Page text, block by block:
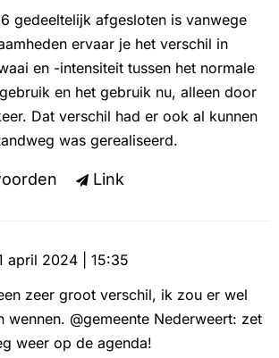
gedeeltelijk afgesloten is vanwege
ervaar je het verschil in
en -intensiteit tussen het normale
en het gebruik nu, alleen door
Dat verschil had er ook al kunnen
was gerealiseerd.
Link
april 2024 | 15:35
zeer groot verschil, ik zou er wel
wennen. @gemeente Nederweert: zet
weer op de agenda!